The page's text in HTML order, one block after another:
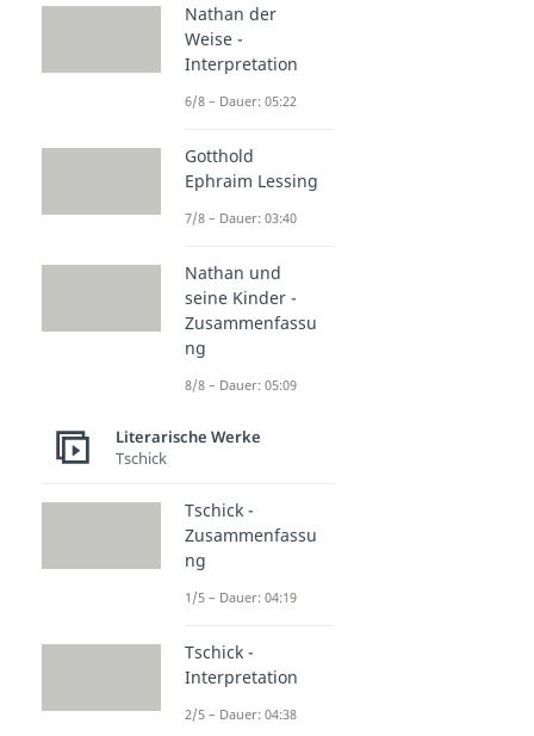
Nathan der
Weise -
Interpretation
6/8 – Dauer: 05:22
Gotthold
Ephraim Lessing
7/8 – Dauer: 03:40
Nathan und
seine Kinder -
Zusammenfassu
ng
8/8 – Dauer: 05:09
Literarische Werke
Tschick
Tschick -
Zusammenfassu
ng
1/5 – Dauer: 04:19
Tschick -
Interpretation
2/5 – Dauer: 04:38